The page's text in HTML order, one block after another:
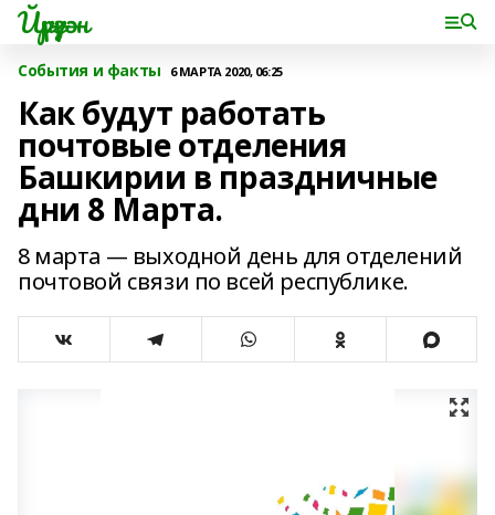
Йүрүҙән
События и факты 6 МАРТА 2020, 06:25
Как будут работать
почтовые отделения
Башкирии в праздничные
дни 8 Марта.
8 марта — выходной день для отделений
почтовой связи по всей республике.